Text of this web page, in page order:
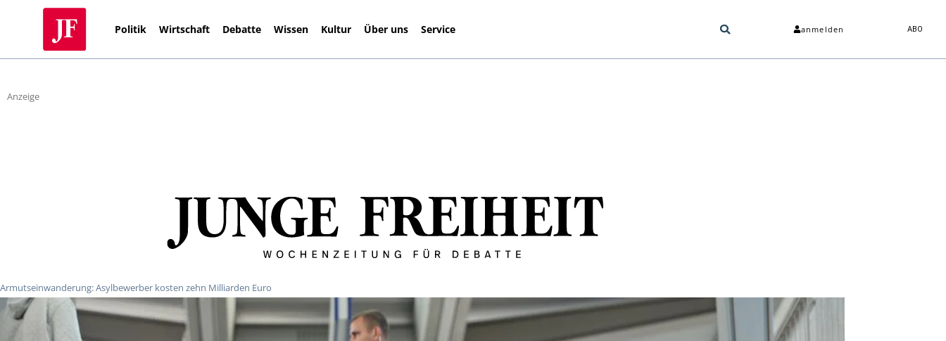
Politik Wirtschaft Debatte Wissen Kultur Über uns Service anmelden ABO
Anzeige
Armutseinwanderung: Asylbewerber kosten zehn Milliarden Euro